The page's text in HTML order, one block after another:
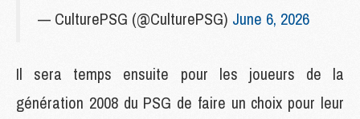
— CulturePSG (@CulturePSG) June 6, 2026
Il sera temps ensuite pour les joueurs de la
génération 2008 du PSG de faire un choix pour leur